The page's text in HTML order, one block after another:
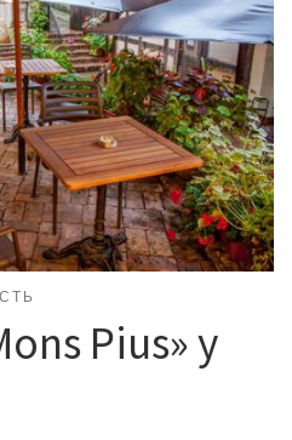
Pius» у